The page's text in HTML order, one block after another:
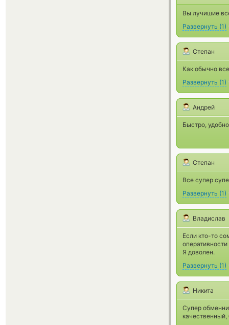
Вы лучишие
Развернуть (1)
Степан
Как обычно
Развернуть (1)
Андрей
Быстро,
Степан
Все супер
Развернуть (1)
Владислав
Если кто-то
Я доволен.
Развернуть (1)
Никита
Супер